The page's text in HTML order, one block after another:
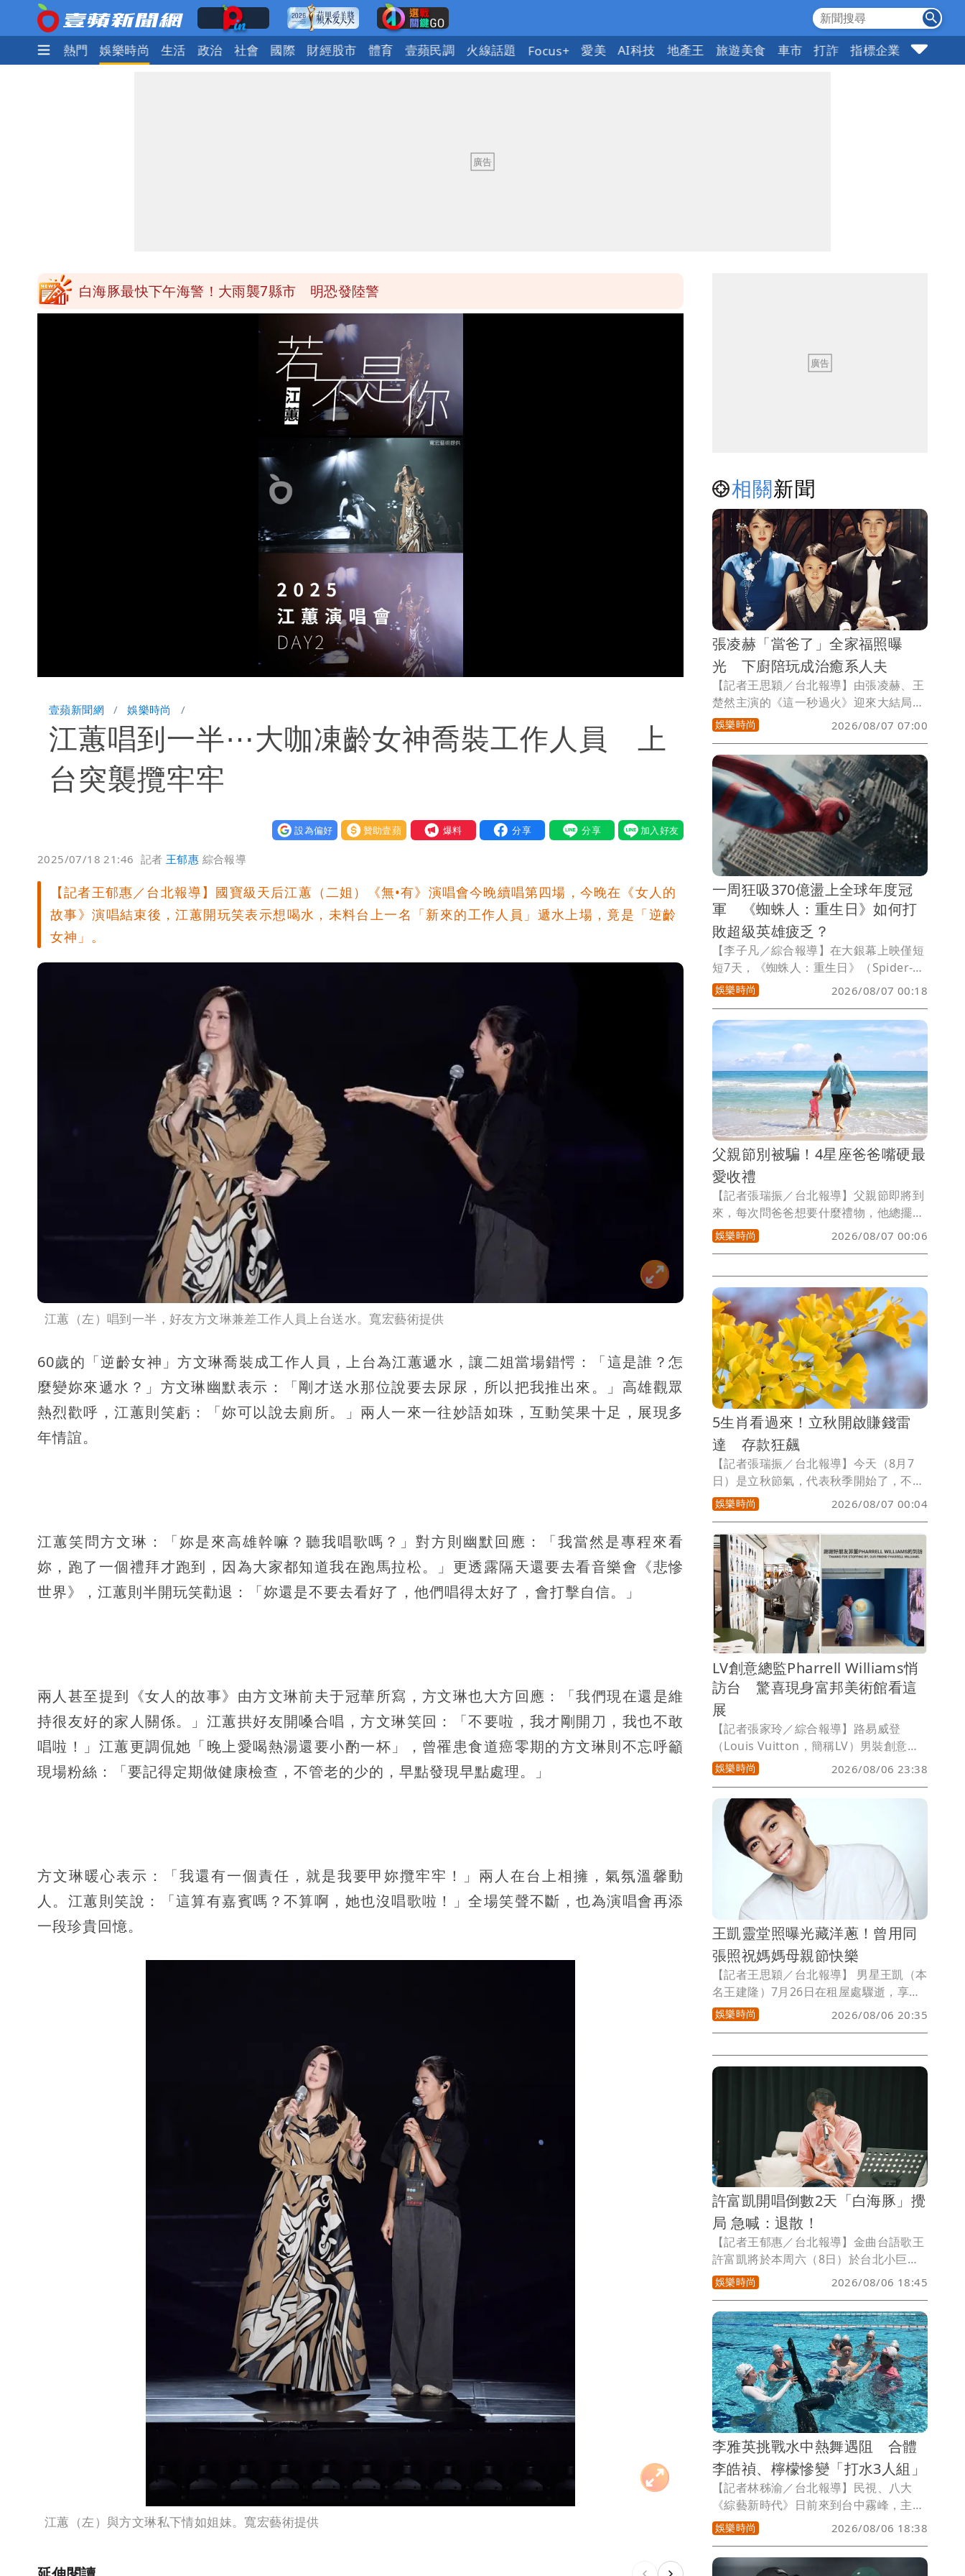
焦點 熱門 娛樂時尚 生活 政治 社會 國際 財經股市 體育 壹蘋民調 火線話題 Focus+ 愛美 AI科技 地產王 旅遊美食 車市 打詐 指標企業 壹蘋頭家
白海豚最快下午海警！大雨襲7縣市 明恐發陸警
白海豚路徑「搖擺」 暴風圈估擦沿岸！可能籠罩4縣市
64.74%
壹蘋新聞網 娛樂時尚
江蕙唱到一半⋯大咖凍齡女神喬裝工作人員 上
台突襲攬牢牢
設為偏好 贊助壹蘋 我要爆料
2025/07/18 21:46 記者王郁惠 綜合報導
【記者王郁惠／台北報導】國寶級天后江蕙（二姐）《無•有》演唱會今晚續唱第四場，今晚在《女人的
故事》演唱結束後，江蕙開玩笑表示想喝水，未料台上一名「新來的工作人員」遞水上場，竟是「逆齡
女神」。
江蕙（左）唱到一半，好友方文琳兼差工作人員上台送水。寬宏藝術提供
60歲的「逆齡女神」方文琳喬裝成工作人員，上台為江蕙遞水，讓二姐當場錯愕：「這是誰？怎
麼變妳來遞水？」方文琳幽默表示：「剛才送水那位說要去尿尿，所以把我推出來。」高雄觀眾
熱烈歡呼，江蕙則笑虧：「妳可以說去廁所。」兩人一來一往妙語如珠，互動笑果十足，展現多
年情誼。
江蕙笑問方文琳：「妳是來高雄幹嘛？聽我唱歌嗎？」對方則幽默回應：「我當然是專程來看
妳，跑了一個禮拜才跑到，因為大家都知道我在跑馬拉松。」更透露隔天還要去看音樂會《悲慘
世界》，江蕙則半開玩笑勸退：「妳還是不要去看好了，他們唱得太好了，會打擊自信。」
兩人甚至提到《女人的故事》由方文琳前夫于冠華所寫，方文琳也大方回應：「我們現在還是維
持很友好的家人關係。」江蕙拱好友開嗓合唱，方文琳笑回：「不要啦，我才剛開刀，我也不敢
唱啦！」江蕙更調侃她「晚上愛喝熱湯還要小酌一杯」，曾罹患食道癌零期的方文琳則不忘呼籲
現場粉絲：「要記得定期做健康檢查，不管老的少的，早點發現早點處理。」
方文琳暖心表示：「我還有一個責任，就是我要甲妳攬牢牢！」兩人在台上相擁，氣氛溫馨動
人。江蕙則笑說：「這算有嘉賓嗎？不算啊，她也沒唱歌啦！」全場笑聲不斷，也為演唱會再添
一段珍貴回憶。
江蕙（左）與方文琳私下情如姐妹。寬宏藝術提供
相關新聞
張凌赫「當爸了」全家福照曝
光 下廚陪玩成治癒系人夫
【記者王思穎／台北報導】由張凌赫、王
楚然主演的《這一秒過火》迎來大結局，
官方也釋出婚禮照及兩人的嘟嘴親親照，
甜蜜互動讓觀眾嗑翻。張凌赫不僅在劇中
帶著妻兒拍下全家福，戲外還會陪著小童
星玩耍，加上他飾演的慕容清嶧會做菜又
顧家，讓他成功轉戰人夫系賽道，迷暈大
批粉絲。
娛樂時尚 2026/08/07 07:00
一周狂吸370億盪上全球年度冠
軍 《蜘蛛人：重生日》如何打
敗超級英雄疲乏？
【李子凡／綜合報導】在大銀幕上映僅短
短7天，《蜘蛛人：重生日》（Spider-
Man: Brand New Day）便超越《玩具總
動員5》，以11.55億美元(約371億元台
幣)全球票房登上今年年度冠軍，也替近
年陷入低潮的超級英雄電影市場注入一劑
強心針。
娛樂時尚 2026/08/07 00:18
父親節別被騙！4星座爸爸嘴硬最
愛收禮
【記者張瑞振／台北報導】父親節即將到
來，每次問爸爸想要什麼禮物，他總擺著
手說千萬別破費，但要是真的兩手空空回
家，過幾天絕對會發現他臉臭得像苦瓜，
期待孩子準備的驚喜，小孟塔羅雲蔚老師
揭露以下4個星座爸爸，嘴硬程度無人能
及，內心戲更是多到可以拿奧斯卡獎，今
年千萬別再被他們假裝大氣的台詞騙啦。
娛樂時尚 2026/08/07 00:06
5生肖看過來！立秋開啟賺錢雷
達 存款狂飆
【記者張瑞振／台北報導】今天（8月7
日）是立秋節氣，代表秋季開始了，不
過，因台灣氣候依然炎熱，常有「秋老
虎」的現象，後續天氣才會漸漸轉涼，而
夏日熱浪漸退，微涼的秋風帶來豐收氣
息，秋天本就是收割好時節，套用在錢包
上一點也沒錯，隨著節氣轉換，有些人的
賺錢雷達突然變得無比敏銳，迎來一波爆
發期，小孟塔羅雲蔚老師揭露以下5個生
肖能在這波換季黃金時刻把存款數字往上
衝。
娛樂時尚 2026/08/07 00:04
LV創意總監Pharrell Williams悄
訪台 驚喜現身富邦美術館看這
展
【記者張家玲／綜合報導】路易威登
（Louis Vuitton，簡稱LV）男裝創意總
監「菲董」Pharrell Williams悄悄現蹤台
灣！富邦美術館今在IG限時動態，分享了
菲董親臨欣賞展覽的照片，寫道「謝謝好
朋友菲董的到訪」，讓時尚迷又驚又喜。
娛樂時尚 2026/08/06 23:38
王凱靈堂照曝光藏洋蔥！曾用同
張照祝媽媽母親節快樂
【記者王思穎／台北報導】 男星王凱（本
名王建隆）7月26日在租屋處驟逝，享年
43歲。明（7日）起靈堂連3天開放供親友
弔唁。今靈堂照片曝光，他穿著白色上
感傷的是，這張靈堂照片，是王凱生前為
保養品代言而拍攝，曾在母親節時，用這
張照片，發文祝福媽媽母親節快樂，如今
卻是白髮人送黑髮人。
娛樂時尚 2026/08/06 20:35
許富凱開唱倒數2天「白海豚」攪
局 急喊：退散！
【記者王郁惠／台北報導】金曲台語歌王
許富凱將於本周六（8日）於台北小巨蛋
舉辦《一五一拾》演唱會，開唱倒數2天
他積極投入最後彩排，同時也緊盯颱風動
向，盼望天氣放晴，向歌迷喊話一起集
氣，笑說：「白海豚退散！」希望8月8日
父親節當天，所有人都能平安進場，共度
難忘回憶。
娛樂時尚 2026/08/06 18:45
李雅英挑戰水中熱舞遇阻 合體
李皓禎、檸檬慘變「打水3人組」
【記者林秭渝／台北報導】民視、八大
《綜藝新時代》日前來到台中霧峰，主持
人阿翔、楊繡惠、李雅英、檸檬以及藝人
來賓李晧禎在國立臺灣美術館開場，阿翔
分享這裡是全台最大的公立美術館，放眼
娛樂時尚 2026/08/06 18:38